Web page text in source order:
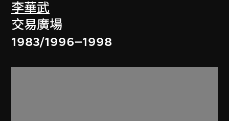
李華武
交易廣場
1983/1996–1998